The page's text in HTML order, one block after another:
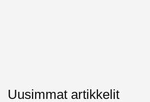
Uusimmat artikkelit